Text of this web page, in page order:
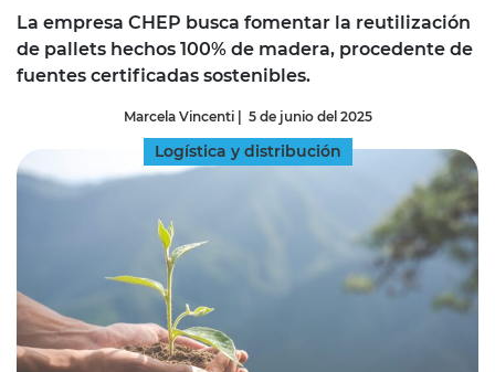
La empresa CHEP busca fomentar la reutilización
de pallets hechos 100% de madera, procedente de
fuentes certificadas sostenibles.
Marcela Vincenti| 5 de junio del 2025
Logística y distribución